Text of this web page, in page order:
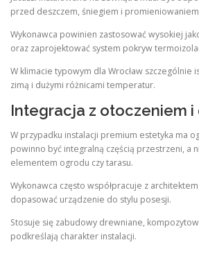
przed deszczem, śniegiem i promieniowaniem
Wykonawca powinien zastosować wysokiej
oraz zaprojektować system pokryw
W klimacie typowym dla Wrocław szczególnie
zimą i dużymi różnicami temperatur.
Integracja z otoczeniem
W przypadku instalacji premium estetyka ma
powinno być integralną częścią przestrzeni, a
elementem ogrodu czy tarasu.
Wykonawca często współpracuje z
dopasować urządzenie do stylu posesji.
Stosuje się zabudowy drewniane,
podkreślają charakter instalacji.